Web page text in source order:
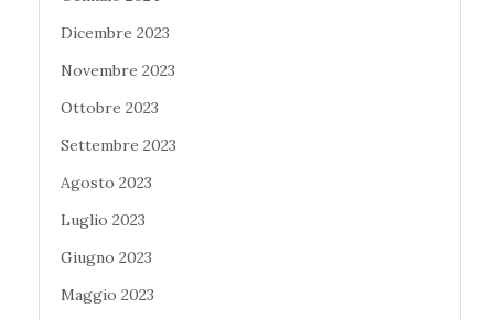
Dicembre 2023
Novembre 2023
Ottobre 2023
Settembre 2023
Agosto 2023
Luglio 2023
Giugno 2023
Maggio 2023